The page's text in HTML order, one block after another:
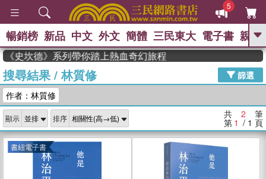
5
GO
高希均教授回憶錄
、 The Odyssey 、 父親節 、 如果歷
獎 臺灣漫遊錄 、 方念華 、 台灣的李
登輝時代
數學女孩：黎曼猜想 、
偉大的迷走神經
暢銷榜 新品 中文 外文 簡體 三民東大 電子書 親子
史坎德》系列帶你踏上熱血奇幻旅程
搜尋結果/林質修
篩選
作者：林質修
顯示 排序 共 2 筆
第 1 / 1 頁
書紐電子書